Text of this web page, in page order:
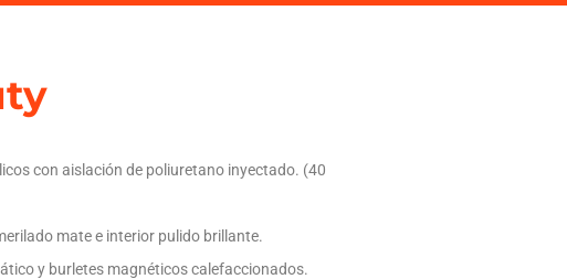
con aislación de poliuretano inyectado. (40
mate e interior pulido brillante.
y burletes magnéticos calefaccionados.